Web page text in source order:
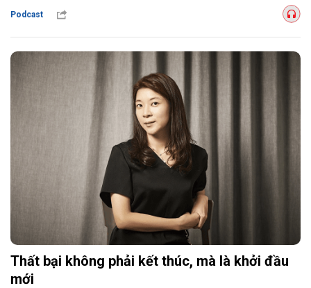
Podcast
Thất bại không phải kết thúc, mà là khởi đầu
mới